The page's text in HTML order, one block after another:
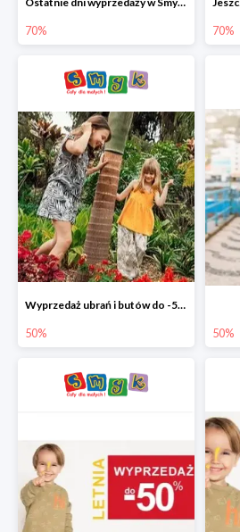
70% 70%
Wyprzedaż ubrań i butów do -50%
50% 50%